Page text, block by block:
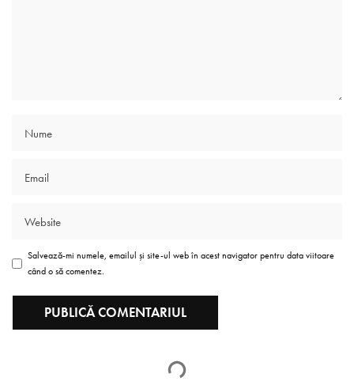
Salvează-mi numele, emailul și site-ul web în acest navigator pentru data viitoare
când o să comentez.